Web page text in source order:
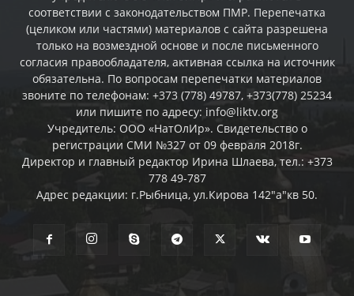
соответствии с законодательством ПМР. Перепечатка
(целиком или частями) материалов c сайта разрешена
только на возмездной основе и после письменного
согласия правообладателя, активная ссылка на источник
обязательна. По вопросам перепечатки материалов
звоните по телефонам: +373 (778) 49787, +373(778) 25234
или пишите по адресу: info@liktv.org
Учредитель: ООО «НатОлИр». Свидетельство о
регистрации СМИ №327 от 09 февраля 2018г.
Директор и главный редактор Ирина Шлаева, тел.: +373
778 49-787
Адрес редакции: г.Рыбница, ул.Кирова 142"а"кв 50.